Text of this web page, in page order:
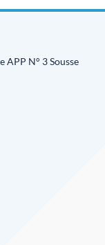
APP N° 3 Sousse